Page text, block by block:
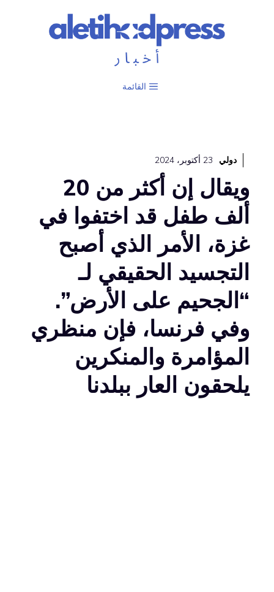
القائمة
دولي 23 أكتوبر، 2024
ويقال إن أكثر من 20
ألف طفل قد اختفوا في
غزة، الأمر الذي أصبح
التجسيد الحقيقي لـ
“الجحيم على الأرض”.
وفي فرنسا، فإن منظري
المؤامرة والمنكرين
يلحقون العار ببلدنا